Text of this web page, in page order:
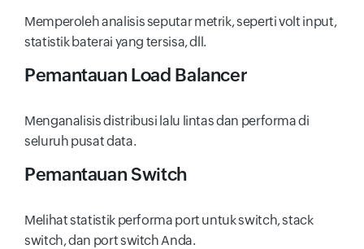
Memperoleh analisis seputar metrik, seperti volt input,
statistik baterai yang tersisa, dll.
Pemantauan Load Balancer
Menganalisis distribusi lalu lintas dan performa di
seluruh pusat data.
Pemantauan Switch
Melihat statistik performa port untuk switch, stack
switch, dan port switch Anda.